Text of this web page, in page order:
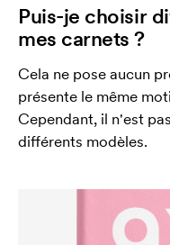
Puis-je choisir
mes carnets ?
Cela ne pose aucun
présente le même
Cependant, il n'est
différents modèles.